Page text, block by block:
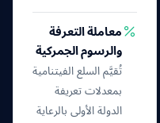
معاملة التعرفة
والرسوم الجمركية
تُقيَّم السلع الفيتنامية
بمعدلات تعريفة
الدولة الأولى بالرعاية